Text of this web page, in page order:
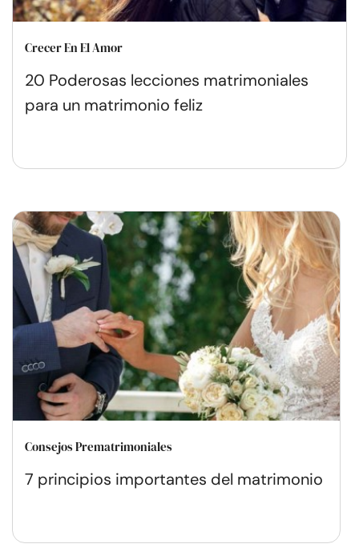
Crecer En El Amor
20 Poderosas lecciones matrimoniales
para un matrimonio feliz
Consejos Prematrimoniales
7 principios importantes del matrimonio